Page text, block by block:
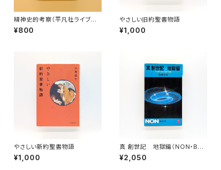
精神史的考察（平凡社ライブラリ
ー）
¥800
やさしい旧約聖書物語
¥1,000
やさしい新約聖書物語
¥1,000
真 創世記 地獄編（NON・BO
OK ノン・ブック 113）
¥2,050